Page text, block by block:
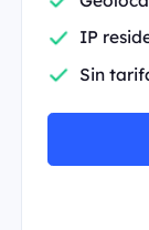
IP
Sin